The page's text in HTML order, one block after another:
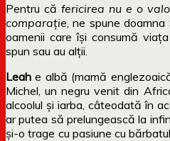
Pentru că fericirea nu e o
comparație , ne spune
oamenii care își consumă
spun sau au alții.
Leah e albă (mamă
Michel, un negru venit din
alcoolul și iarba, câteodată în
ar putea să prelungească la
și-o trage cu pasiune cu